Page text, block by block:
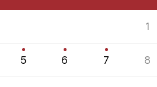
1
5 6 7 8